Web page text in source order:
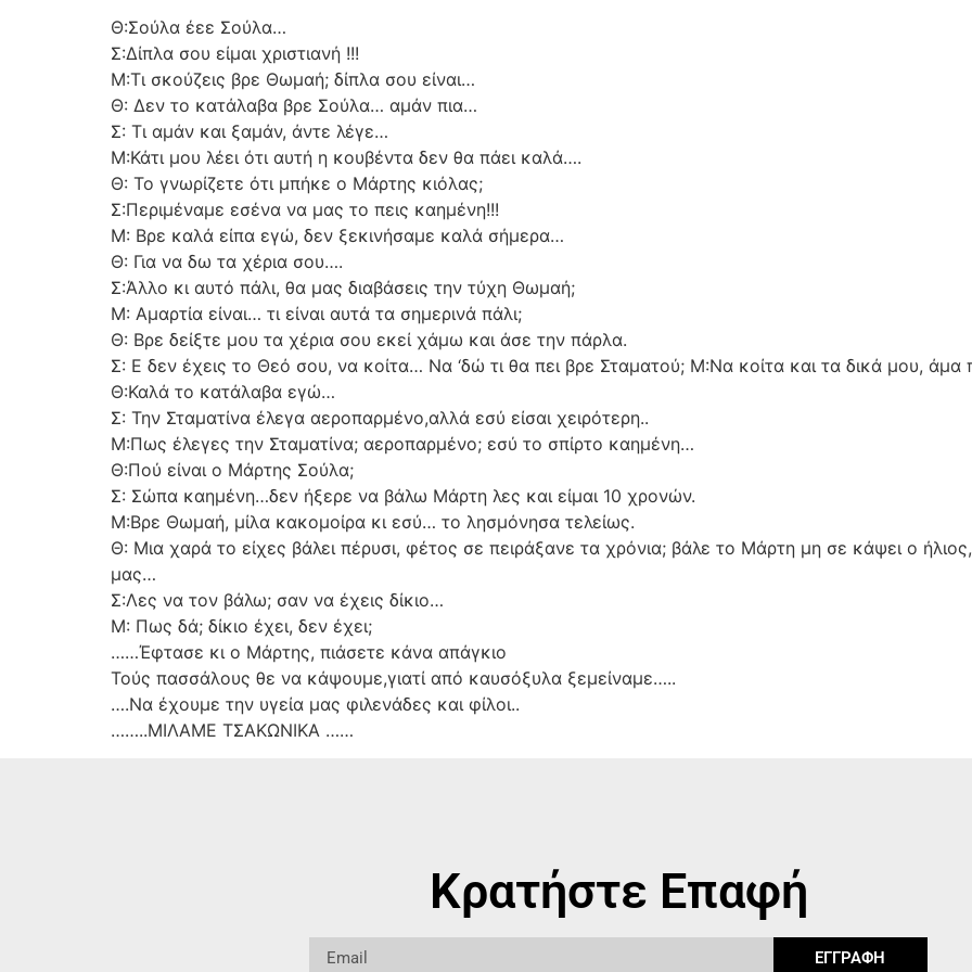
Θ:Σούλα έεε Σούλα…
Σ:Δίπλα σου είμαι χριστιανή !!!
Μ:Τι σκούζεις βρε Θωμαή; δίπλα σου είναι…
Θ: Δεν το κατάλαβα βρε Σούλα… αμάν πια…
Σ: Τι αμάν και ξαμάν, άντε λέγε…
Μ:Κάτι μου λέει ότι αυτή η κουβέντα δεν θα πάει καλά….
Θ: Το γνωρίζετε ότι μπήκε ο Μάρτης κιόλας;
Σ:Περιμέναμε εσένα να μας το πεις καημένη!!!
Μ: Βρε καλά είπα εγώ, δεν ξεκινήσαμε καλά σήμερα…
Θ: Για να δω τα χέρια σου….
Σ:Άλλο κι αυτό πάλι, θα μας διαβάσεις την τύχη Θωμαή;
Μ: Αμαρτία είναι… τι είναι αυτά τα σημερινά πάλι;
Θ: Βρε δείξτε μου τα χέρια σου εκεί χάμω και άσε την πάρλα.
Σ: Ε δεν έχεις το Θεό σου, να κοίτα… Να ‘δώ τι θα πει βρε Σταματού; Μ:Να κοίτα και τα δικά μου, άμα
Θ:Καλά το κατάλαβα εγώ…
Σ: Την Σταματίνα έλεγα αεροπαρμένο,αλλά εσύ είσαι χειρότερη..
Μ:Πως έλεγες την Σταματίνα; αεροπαρμένο; εσύ το σπίρτο καημένη…
Θ:Πού είναι ο Μάρτης Σούλα;
Σ: Σώπα καημένη…δεν ήξερε να βάλω Μάρτη λες και είμαι 10 χρονών.
Μ:Βρε Θωμαή, μίλα κακομοίρα κι εσύ… το λησμόνησα τελείως.
Θ: Μια χαρά το είχες βάλει πέρυσι, φέτος σε πειράξανε τα χρόνια; βάλε το Μάρτη μη σε κάψει ο
μας…
Σ:Λες να τον βάλω; σαν να έχεις δίκιο…
Μ: Πως δά; δίκιο έχει, δεν έχει;
……Έφτασε κι ο Μάρτης, πιάσετε κάνα απάγκιο
Τούς πασσάλους θε να κάψουμε,γιατί από καυσόξυλα ξεμείναμε…..
….Να έχουμε την υγεία μας φιλενάδες και φίλοι..
……..ΜΙΛΑΜΕ ΤΣΑΚΩΝΙΚΑ ……
Κρατήστε Επαφή
ΕΓΓΡΑΦΗ